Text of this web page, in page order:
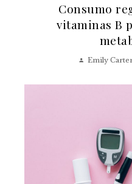
Consumo
vitaminas B
Emily